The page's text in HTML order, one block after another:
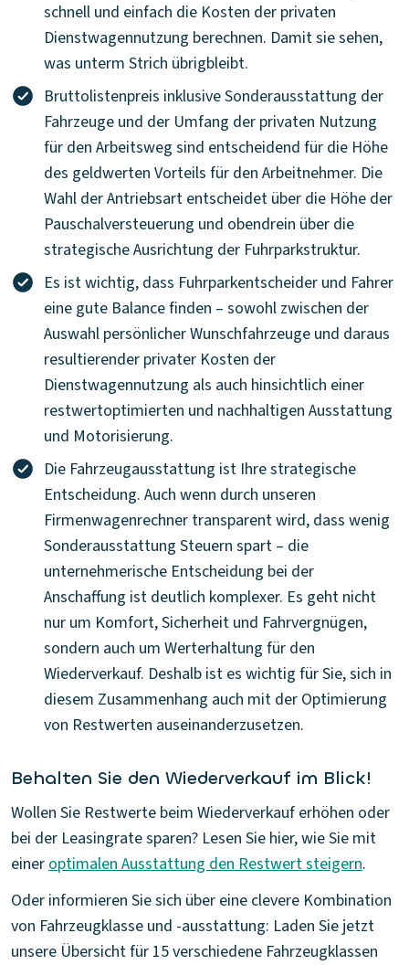
schnell und einfach die Kosten der privaten
Dienstwagennutzung berechnen. Damit sie sehen,
was unterm Strich übrigbleibt.
Bruttolistenpreis inklusive Sonderausstattung der
Fahrzeuge und der Umfang der privaten Nutzung
für den Arbeitsweg sind entscheidend für die Höhe
des geldwerten Vorteils für den Arbeitnehmer. Die
Wahl der Antriebsart entscheidet über die Höhe der
Pauschalversteuerung und obendrein über die
strategische Ausrichtung der Fuhrparkstruktur.
Es ist wichtig, dass Fuhrparkentscheider und Fahrer
eine gute Balance finden – sowohl zwischen der
Auswahl persönlicher Wunschfahrzeuge und daraus
resultierender privater Kosten der
Dienstwagennutzung als auch hinsichtlich einer
restwertoptimierten und nachhaltigen Ausstattung
und Motorisierung.
Die Fahrzeugausstattung ist Ihre strategische
Entscheidung. Auch wenn durch unseren
Firmenwagenrechner transparent wird, dass wenig
Sonderausstattung Steuern spart – die
unternehmerische Entscheidung bei der
Anschaffung ist deutlich komplexer. Es geht nicht
nur um Komfort, Sicherheit und Fahrvergnügen,
sondern auch um Werterhaltung für den
Wiederverkauf. Deshalb ist es wichtig für Sie, sich in
diesem Zusammenhang auch mit der Optimierung
von Restwerten auseinanderzusetzen.
Behalten Sie den Wiederverkauf im Blick!
Wollen Sie Restwerte beim Wiederverkauf erhöhen oder
bei der Leasingrate sparen? Lesen Sie hier, wie Sie mit
eineroptimalen Ausstattung den Restwert steigern.
Oder informieren Sie sich über eine clevere Kombination
von Fahrzeugklasse und -ausstattung: Laden Sie jetzt
unsere Übersicht für 15 verschiedene Fahrzeugklassen